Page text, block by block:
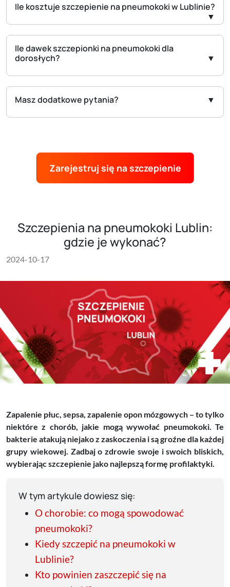
Ile kosztuje szczepienie na pneumokoki w Lublinie?
Ile dawek szczepionki na pneumokoki dla
dorosłych?
Masz dodatkowe pytania?
Zarejestruj się na szczepienie
Szczepienia na pneumokoki Lublin:
gdzie je wykonać?
2024-10-17
Zapalenie płuc, sepsa, zapalenie opon mózgowych – to tylko
niektóre z chorób, jakie mogą wywołać pneumokoki. Te
bakterie atakują niejako z zaskoczenia i są groźne dla każdej
grupy wiekowej. Zadbaj o zdrowie swoje i swoich bliskich,
wybierając szczepienie jako najlepszą formę profilaktyki.
W tym artykule dowiesz się:
O chorobie: co mogą spowodować
pneumokoki?
Kiedy szczepić na pneumokoki w
Lublinie?
Kto powinien zaszczepić się na